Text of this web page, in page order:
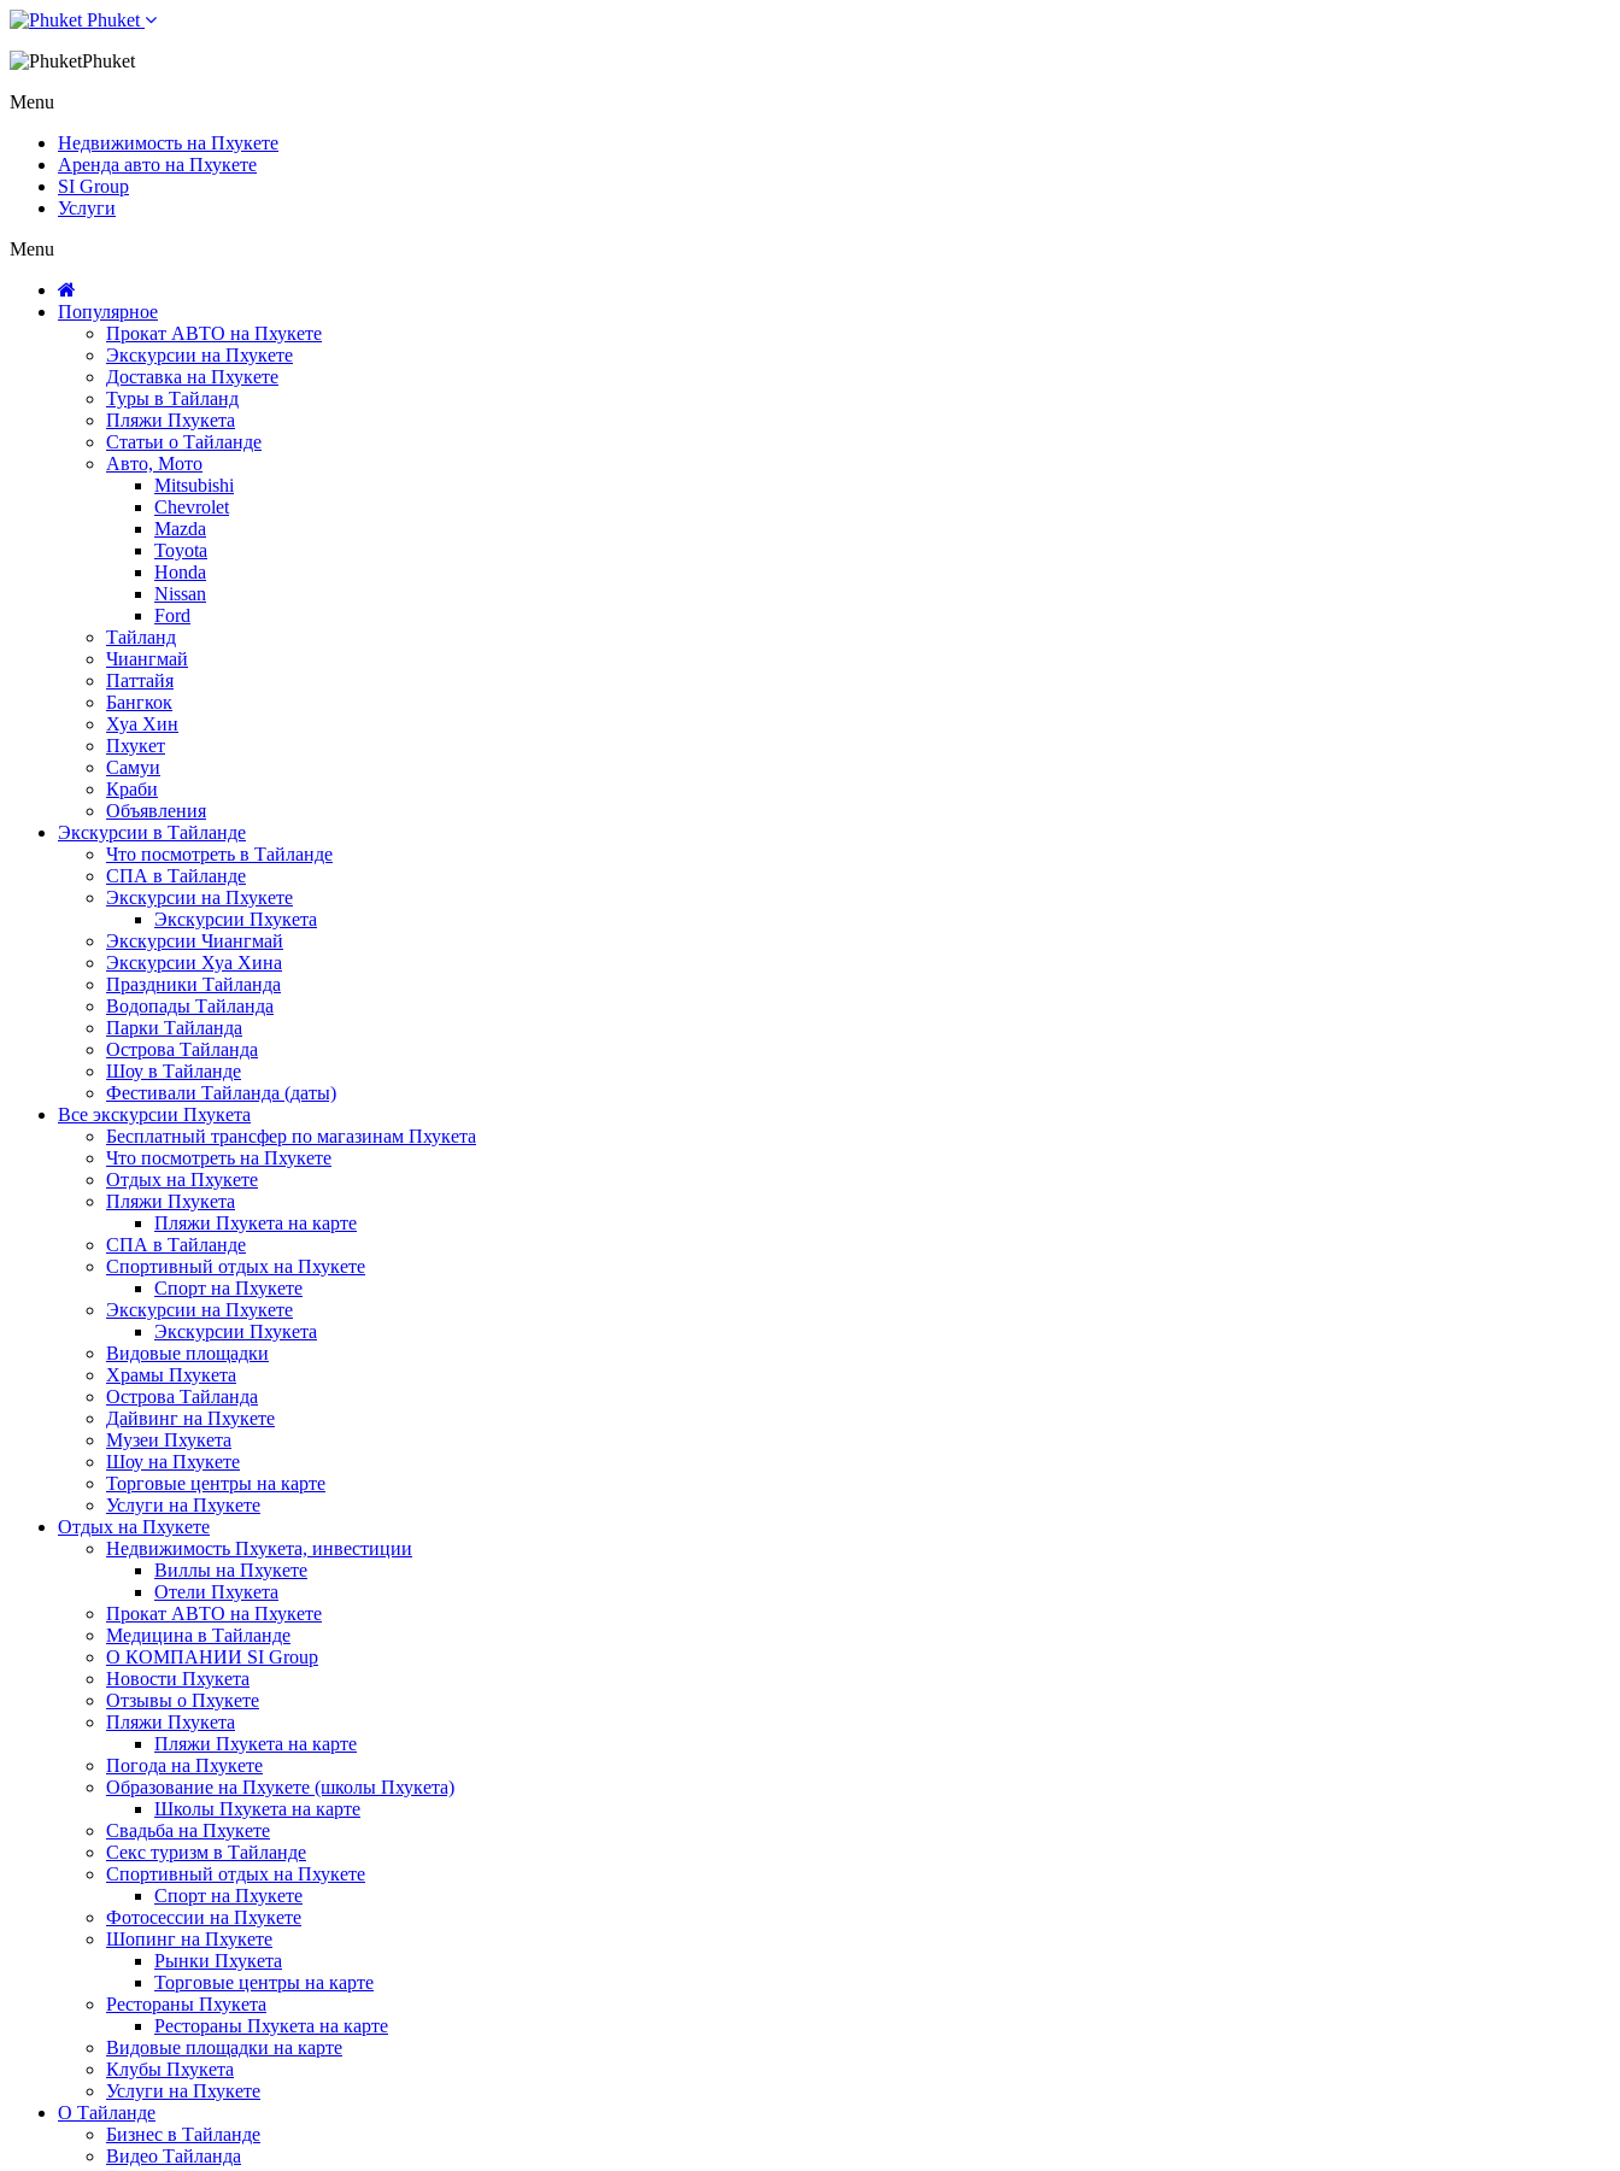
Phuket
Phuket
Menu
Недвижимость на Пхукете
Аренда авто на Пхукете
SI Group
Услуги
Menu
Популярное
Прокат АВТО на Пхукете
Экскурсии на Пхукете
Доставка на Пхукете
Туры в Тайланд
Пляжи Пхукета
Статьи о Тайланде
Авто, Мото
Mitsubishi
Chevrolet
Mazda
Toyota
Honda
Nissan
Ford
Тайланд
Чиангмай
Паттайя
Бангкок
Хуа Хин
Пхукет
Самуи
Краби
Объявления
Экскурсии в Тайланде
Что посмотреть в Тайланде
СПА в Тайланде
Экскурсии на Пхукете
Экскурсии Пхукета
Экскурсии Чиангмай
Экскурсии Хуа Хина
Праздники Тайланда
Водопады Тайланда
Парки Тайланда
Острова Тайланда
Шоу в Тайланде
Фестивали Тайланда (даты)
Все экскурсии Пхукета
Бесплатный трансфер по магазинам Пхукета
Что посмотреть на Пхукете
Отдых на Пхукете
Пляжи Пхукета
Пляжи Пхукета на карте
СПА в Тайланде
Спортивный отдых на Пхукете
Спорт на Пхукете
Экскурсии на Пхукете
Экскурсии Пхукета
Видовые площадки
Храмы Пхукета
Острова Тайланда
Дайвинг на Пхукете
Музеи Пхукета
Шоу на Пхукете
Торговые центры на карте
Услуги на Пхукете
Отдых на Пхукете
Недвижимость Пхукета, инвестиции
Виллы на Пхукете
Отели Пхукета
Прокат АВТО на Пхукете
Медицина в Тайланде
О КОМПАНИИ SI Group
Новости Пхукета
Отзывы о Пхукете
Пляжи Пхукета
Пляжи Пхукета на карте
Погода на Пхукете
Образование на Пхукете (школы Пхукета)
Школы Пхукета на карте
Свадьба на Пхукете
Секс туризм в Тайланде
Спортивный отдых на Пхукете
Спорт на Пхукете
Фотосессии на Пхукете
Шопинг на Пхукете
Рынки Пхукета
Торговые центры на карте
Рестораны Пхукета
Рестораны Пхукета на карте
Видовые площадки на карте
Клубы Пхукета
Услуги на Пхукете
О Тайланде
Бизнес в Тайланде
Видео Тайланда